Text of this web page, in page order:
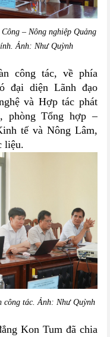
– Nông nghiệp Quảng
Ảnh: Như Quỳnh
công tác, về phía
đại diện Lãnh đạo
và Hợp tác phát
, phòng Tổng hợp –
tế và Nông Lâm,
liệu.
công tác. Ảnh: Như Quỳnh
Kon Tum đã chia